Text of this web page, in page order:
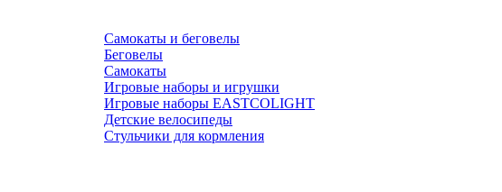
Самокаты и беговелы
Беговелы
Самокаты
Игровые наборы и игрушки
Игровые наборы EASTCOLIGHT
Детские велосипеды
Стульчики для кормления